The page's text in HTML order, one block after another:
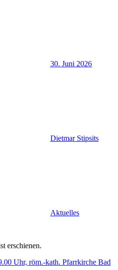
30. Juni 2026
Dietmar Stipsits
Aktuelles
erschienen.
Uhr, röm.-kath. Pfarrkirche Bad